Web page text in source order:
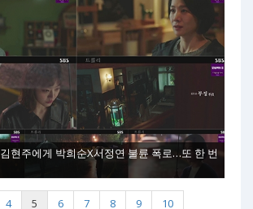
김현주에게 박희순X서정연 불륜 폭로…또 한 번
4 5 6 7 8 9 10